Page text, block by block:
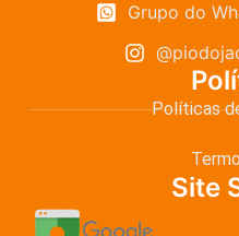
Grupo do
Políticas
Site